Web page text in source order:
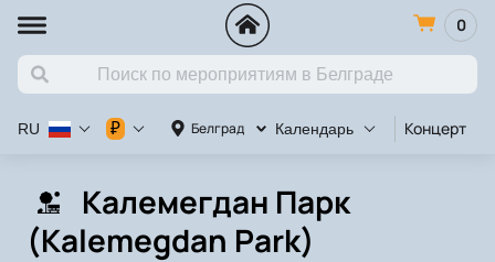
0
Белград Календарь Концерт
RU ₽
Калемегдан Парк
(Kalemegdan Park)